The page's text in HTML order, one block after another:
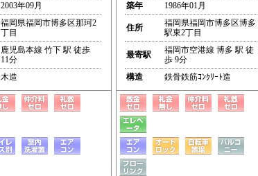
2003年09月
福岡県福岡市博多区那珂2
丁目
鹿児島本線 竹下 駅 徒歩
11分
木造
築年
1986年01月
住所
福岡県福岡市博多区博多
駅東2丁目
最寄駅
福岡市空港線 博多 駅 徒
歩 9分
構造
鉄骨鉄筋ｺﾝｸﾘｰﾄ造